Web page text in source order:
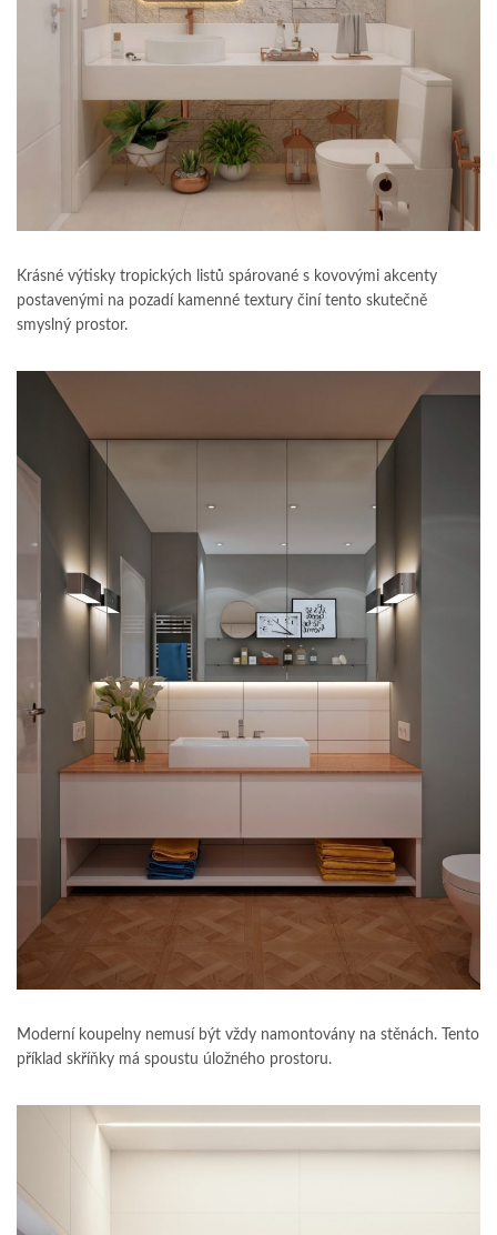
Krásné výtisky tropických listů spárované s kovovými akcenty
postavenými na pozadí kamenné textury činí tento skutečně
smyslný prostor.
Moderní koupelny nemusí být vždy namontovány na stěnách. Tento
příklad skříňky má spoustu úložného prostoru.